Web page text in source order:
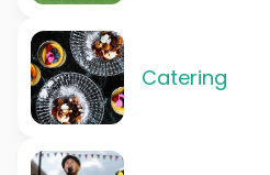
Catering